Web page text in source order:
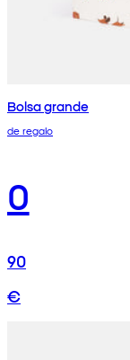
Bolsa grande
de regalo
0
90
€